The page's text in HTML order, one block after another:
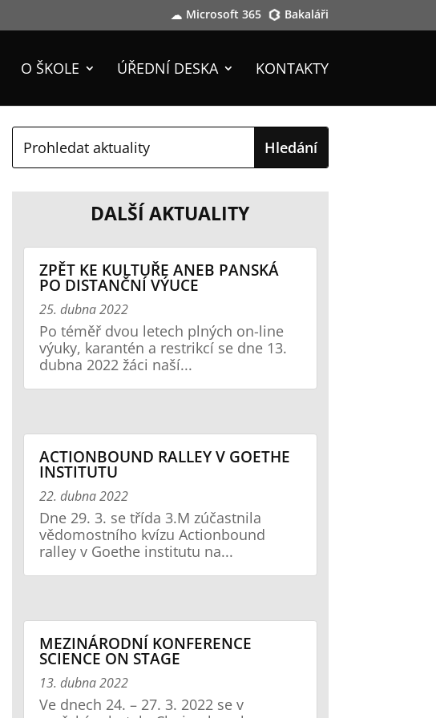
Microsoft 365 Bakaláři
O ŠKOLE ÚŘEDNÍ DESKA KONTAKTY
DALŠÍ AKTUALITY
ZPĚT KE KULTUŘE ANEB PANSKÁ
PO DISTANČNÍ VÝUCE
25. dubna 2022
Po téměř dvou letech plných on-line
výuky, karantén a restrikcí se dne 13.
dubna 2022 žáci naší...
ACTIONBOUND RALLEY V GOETHE
INSTITUTU
22. dubna 2022
Dne 29. 3. se třída 3.M zúčastnila
vědomostního kvízu Actionbound
ralley v Goethe institutu na...
MEZINÁRODNÍ KONFERENCE
SCIENCE ON STAGE
13. dubna 2022
Ve dnech 24. – 27. 3. 2022 se v